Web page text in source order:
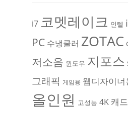
i7 코멧레이크 인텔
PC 수냉쿨러 ZOTAC
저소음 윈도우 지포스
그래픽 게임용 웹디자이너
올인원 고성능 4K 캐